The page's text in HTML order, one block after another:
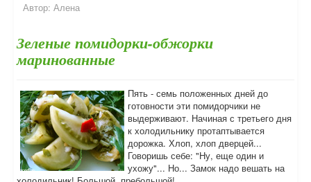
Автор: Алена
Зеленые помидорки-обжорки
маринованные
Пять - семь положенных дней до
готовности эти помидорчики не
выдерживают. Начиная с третьего дня
к холодильнику протаптывается
дорожка. Хлоп, хлоп дверцей...
Говоришь себе: "Ну, еще один и
ухожу"... Но... Замок надо вешать на